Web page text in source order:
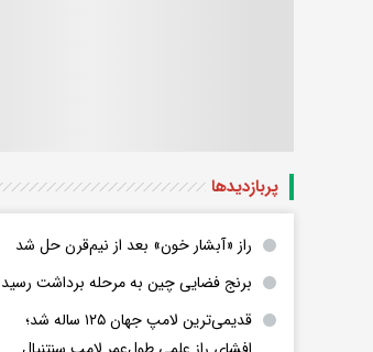
پربازدید‌ها
راز «آبشار خون» بعد از نیم‌قرن حل شد
برنج فضایی چین به مرحله برداشت رسید
قدیمی‌ترین لامپ جهان ۱۲۵ ساله شد؛